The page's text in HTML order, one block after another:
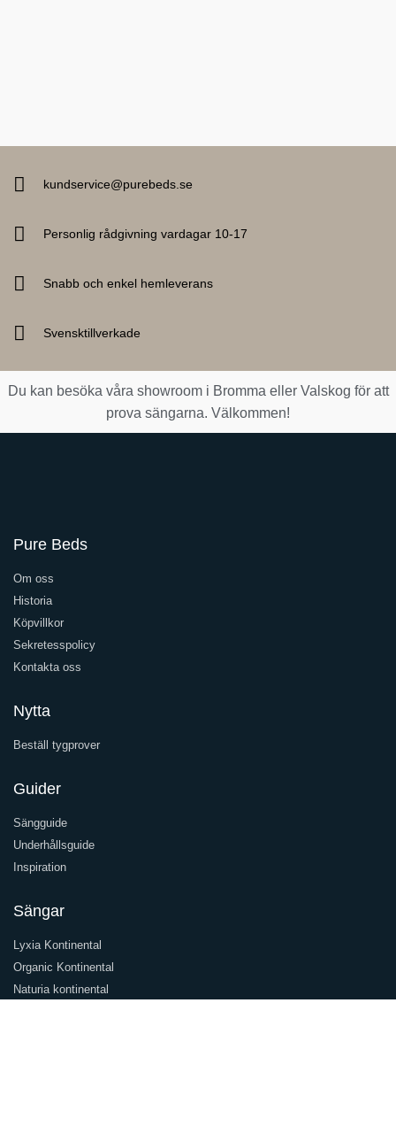
kundservice@purebeds.se
Personlig rådgivning vardagar 10-17
Snabb och enkel hemleverans
Svensktillverkade
Du kan besöka våra showroom i Bromma eller Valskog för att
prova sängarna. Välkommen!
Pure Beds
Om oss
Historia
Köpvillkor
Sekretesspolicy
Kontakta oss
Nytta
Beställ tygprover
Guider
Sängguide
Underhållsguide
Inspiration
Sängar
Lyxia Kontinental
Organic Kontinental
Naturia kontinental